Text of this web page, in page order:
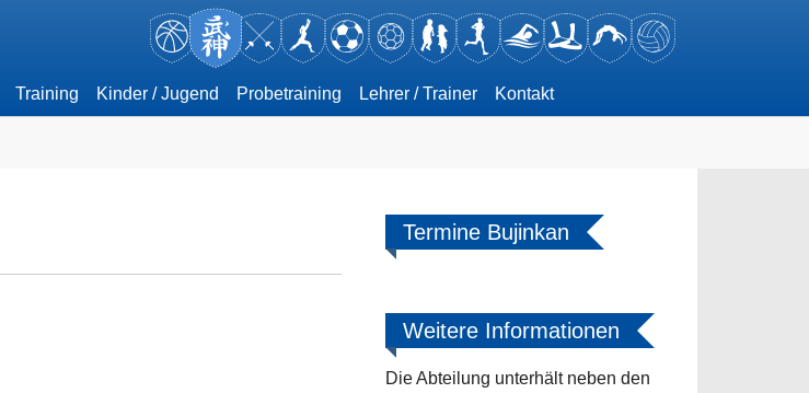
Training Kinder / Jugend Probetraining Lehrer / Trainer
Kontakt
Termine Bujinkan
Weitere Informationen
Die Abteilung unterhält neben den